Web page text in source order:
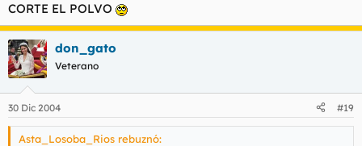
CORTE EL POLVO
don_gato
Veterano
30 Dic 2004 #19
Asta_Losoba_Rios rebuznó: